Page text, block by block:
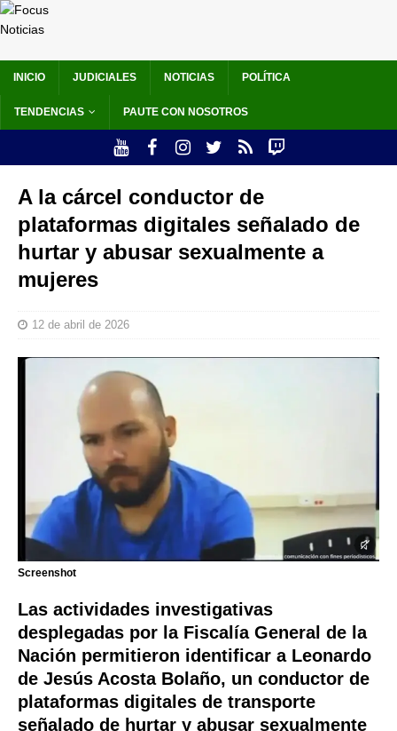
INICIO JUDICIALES NOTICIAS POLÍTICA
TENDENCIAS PAUTE CON NOSOTROS
A la cárcel conductor de
plataformas digitales señalado de
hurtar y abusar sexualmente a
mujeres
12 de abril de 2026
Screenshot
Las actividades investigativas
desplegadas por la Fiscalía General de la
Nación permitieron identificar a Leonardo
de Jesús Acosta Bolaño, un conductor de
plataformas digitales de transporte
señalado de hurtar y abusar sexualmente